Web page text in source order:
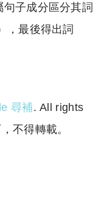
子成分區分其詞
，最後得出詞
尋補. All rights
不得轉載。